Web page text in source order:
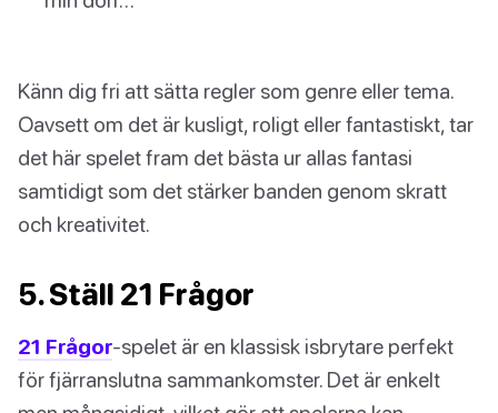
Känn dig fri att sätta regler som genre eller tema.
Oavsett om det är kusligt, roligt eller fantastiskt, tar
det här spelet fram det bästa ur allas fantasi
samtidigt som det stärker banden genom skratt
och kreativitet.
5. Ställ 21 Frågor
21 Frågor-spelet är en klassisk isbrytare perfekt
för fjärranslutna sammankomster. Det är enkelt